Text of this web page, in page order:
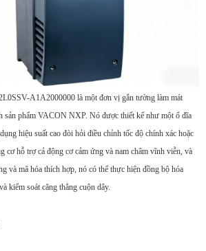
A1A2000000 là một đơn vị gắn tường làm mát
sản phẩm VACON NXP. Nó được thiết kế như một ổ đĩa
hiệu suất cao đòi hỏi điều chỉnh tốc độ chính xác hoặc
cơ hỗ trợ cả động cơ cảm ứng và nam châm vĩnh viễn, và
và mã hóa thích hợp, nó có thể thực hiện đồng bộ hóa
kiểm soát căng thẳng cuộn dây.